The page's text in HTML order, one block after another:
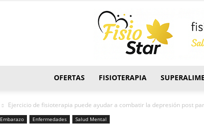
OFERTAS FISIOTERAPIA
Ejercicio de fisioterapia puede ayudar a combatir la depresión post
Embarazo Enfermedades Salud Mental